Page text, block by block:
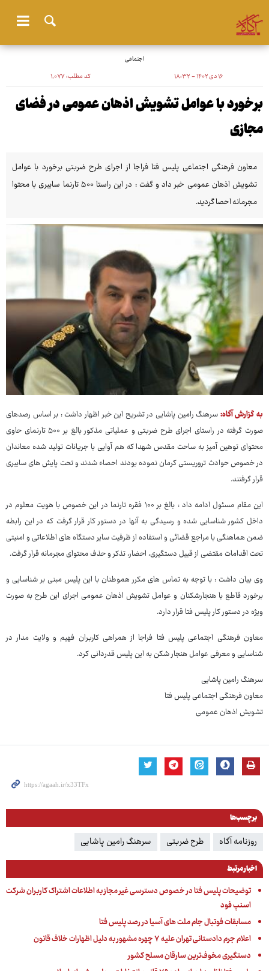
اجتماعی
۱۶ دی ۱۴۰۲ - ۱۸:۳۲ کد مطلب:۱٬۰۷۷
برخورد با عوامل تشویش اذهان عمومی در فضای
مجازی
معاون فرهنگی اجتماعی پلیس فتا فراجا از اجرای طرح ضربتی برخورد با عوامل
تشویش اذهان عمومی خبر داد و گفت : در این راستا ۵۰۰ تارنما سایبری با محتوا
مجرمانه احصا گردید.
به گزارش آگاه:سرهنگ رامین پاشایی در تشریح این خبر اظهار داشت : بر اساس رصدهای
صورت گرفته در راستای اجرای طرح ضربتی و عملیاتی مذکور بالغ بر ۵۰۰ تارنمای حاوی
محتوای توهین آمیز به ساحت مقدس شهدا که هم آوایی با جریانات تولید شده معاندان
در خصوص حوادث تروریستی کرمان نموده بودند احصاء شدند و تحت پایش های سایبری
قرار گرفتند.
این مقام مسئول ادامه داد : بالغ بر ۱۰۰ فقره تارنما در این خصوص با هویت معلوم در
داخل کشور شناسایی شده و رسیدگی به آنها در دستور کار قرار گرفت که در این رابطه
ضمن هماهنگی با مراجع قضائی و استفاده از ظرفیت سایر دستگاه های اطلاعاتی و امنیتی
تحت اقدامات مقتضی از قبیل دستگیری، احضار، تذکر و حذف محتوای مجرمانه قرار گرفت.
وی بیان داشت : با توجه به تماس های مکرر هموطنان با این پلیس مبنی بر شناسایی و
برخورد قاطع با هنجارشکنان و عوامل تشویش اذهان عمومی اجرای این طرح به صورت
ویژه در دستور کار پلیس فتا قرار دارد.
معاون فرهنگی اجتماعی پلیس فتا فراجا از همراهی کاربران فهیم و ولایت مدار در
شناسایی و معرفی عوامل هنجار شکن به این پلیس قدردانی کرد.
سرهنگ رامین پاشایی
معاون فرهنگی اجتماعی پلیس فتا
تشویش اذهان عمومی
برچسب‌ها
روزنامه آگاه طرح ضربتی سرهنگ رامین پاشایی
اخبار مرتبط
توضیحات پلیس فتا در خصوص دسترسی غیر مجاز به اطلاعات اشتراک کاربران شرکت
اسنپ فود
مسابقات فوتبال جام ملت های آسیا در رصد پلیس فتا
اعلام جرم دادستانی تهران علیه ۷ چهره مشهور به دلیل اظهارات خلاف قانون
دستگیری مخوف‌ترین سارقان مسلح کشور